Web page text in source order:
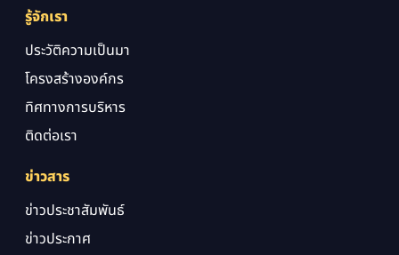
รู้จักเรา
ประวัติความเป็นมา
โครงสร้างองค์กร
ทิศทางการบริหาร
ติดต่อเรา
ข่าวสาร
ข่าวประชาสัมพันธ์
ข่าวประกาศ